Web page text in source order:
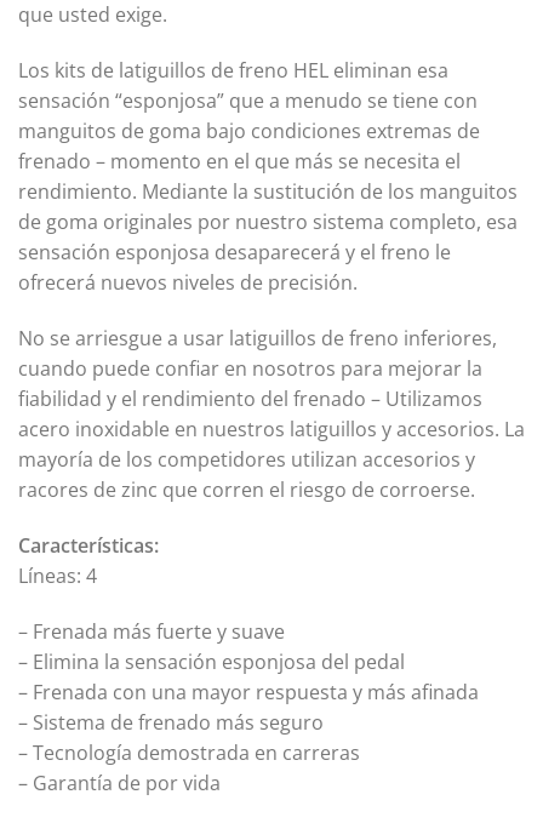
que usted exige.
Los kits de latiguillos de freno HEL eliminan esa
sensación “esponjosa” que a menudo se tiene con
manguitos de goma bajo condiciones extremas de
frenado – momento en el que más se necesita el
rendimiento. Mediante la sustitución de los manguitos
de goma originales por nuestro sistema completo, esa
sensación esponjosa desaparecerá y el freno le
ofrecerá nuevos niveles de precisión.
No se arriesgue a usar latiguillos de freno inferiores,
cuando puede confiar en nosotros para mejorar la
fiabilidad y el rendimiento del frenado – Utilizamos
acero inoxidable en nuestros latiguillos y accesorios. La
mayoría de los competidores utilizan accesorios y
racores de zinc que corren el riesgo de corroerse.
Características:
Líneas: 4
– Frenada más fuerte y suave
– Elimina la sensación esponjosa del pedal
– Frenada con una mayor respuesta y más afinada
– Sistema de frenado más seguro
– Tecnología demostrada en carreras
– Garantía de por vida